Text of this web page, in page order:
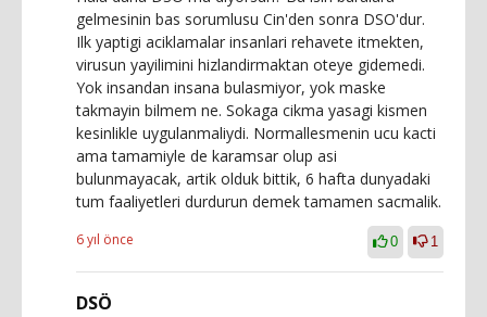
gelmesinin bas sorumlusu Cin'den sonra DSO'dur.
Ilk yaptigi aciklamalar insanlari rehavete itmekten,
virusun yayilimini hizlandirmaktan oteye gidemedi.
Yok insandan insana bulasmiyor, yok maske
takmayin bilmem ne. Sokaga cikma yasagi kismen
kesinlikle uygulanmaliydi. Normallesmenin ucu kacti
ama tamamiyle de karamsar olup asi
bulunmayacak, artik olduk bittik, 6 hafta dunyadaki
tum faaliyetleri durdurun demek tamamen sacmalik.
6 yıl önce 0 1
DSÖ